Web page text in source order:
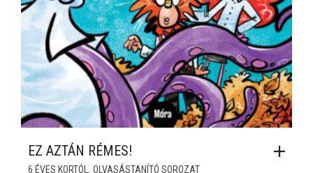
EZ AZTÁN RÉMES!
6 ÉVES KORTÓL, OLVASÁSTANÍTÓ SOROZAT